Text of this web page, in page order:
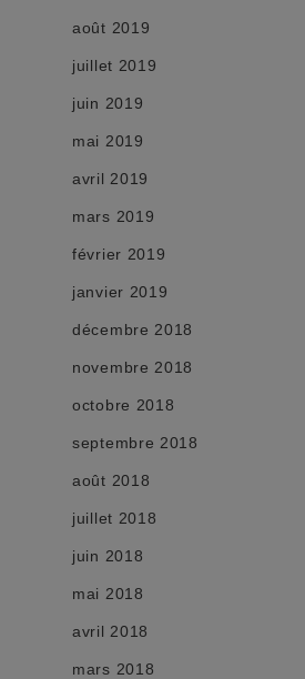
août 2019
juillet 2019
juin 2019
mai 2019
avril 2019
mars 2019
février 2019
janvier 2019
décembre 2018
novembre 2018
octobre 2018
septembre 2018
août 2018
juillet 2018
juin 2018
mai 2018
avril 2018
mars 2018